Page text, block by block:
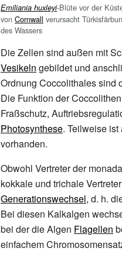
Emiliania huxleyi-Blüte vor der
von Cornwall verursacht
des Wassers
Die Zellen sind außen mit
Vesikeln gebildet und
Ordnung Coccolithales sind
Die Funktion der
Fraßschutz,
Photosynthese. Teilweise ist
vorhanden.
Obwohl Vertreter der
kokkale und trichale
Generationswechsel, d. h.
Bei diesen Kalkalgen
bei der die Algen Flagellen
einfachem